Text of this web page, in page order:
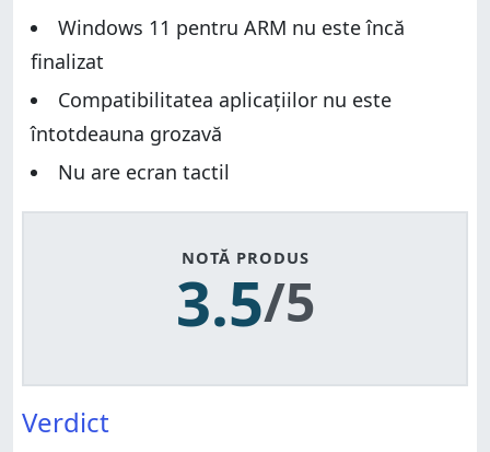
Windows 11 pentru ARM nu este încă
finalizat
Compatibilitatea aplicațiilor nu este
întotdeauna grozavă
Nu are ecran tactil
NOTĂ PRODUS
3.5/5
Verdict